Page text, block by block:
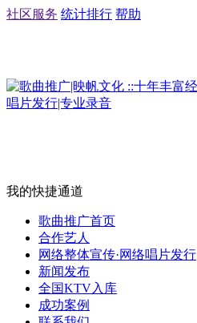
社区服务 统计排行 帮助
我的快捷通道
歌曲推广首页
合作艺人
网络整体宣传·网络唱片发行
新闻发布
全国KTV入库
成功案例